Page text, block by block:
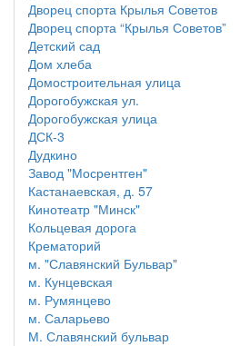
Дворец спорта Крылья Советов
Дворец спорта “Крылья Советов”
Детский сад
Дом хлеба
Домостроительная улица
Дорогобужская ул.
Дорогобужская улица
ДСК-3
Дудкино
Завод "Мосрентген"
Кастанаевская, д. 57
Кинотеатр "Минск"
Кольцевая дорога
Крематорий
м. "Славянский Бульвар"
м. Кунцевская
м. Румянцево
м. Саларьево
М. Славянский бульвар